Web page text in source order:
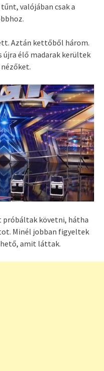
valójában csak a
Aztán kettőből három.
újra élő madarak kerültek
próbáltak követni, hátha
Minél jobban figyeltek
amit láttak.